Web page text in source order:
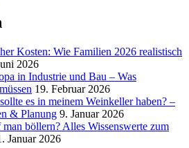
Kosten: Wie Familien 2026 realistisch
2026
in Industrie und Bau – Was
19. Februar 2026
es in meinem Weinkeller haben? –
& Planung 9. Januar 2026
böllern? Alles Wissenswerte zum
Januar 2026